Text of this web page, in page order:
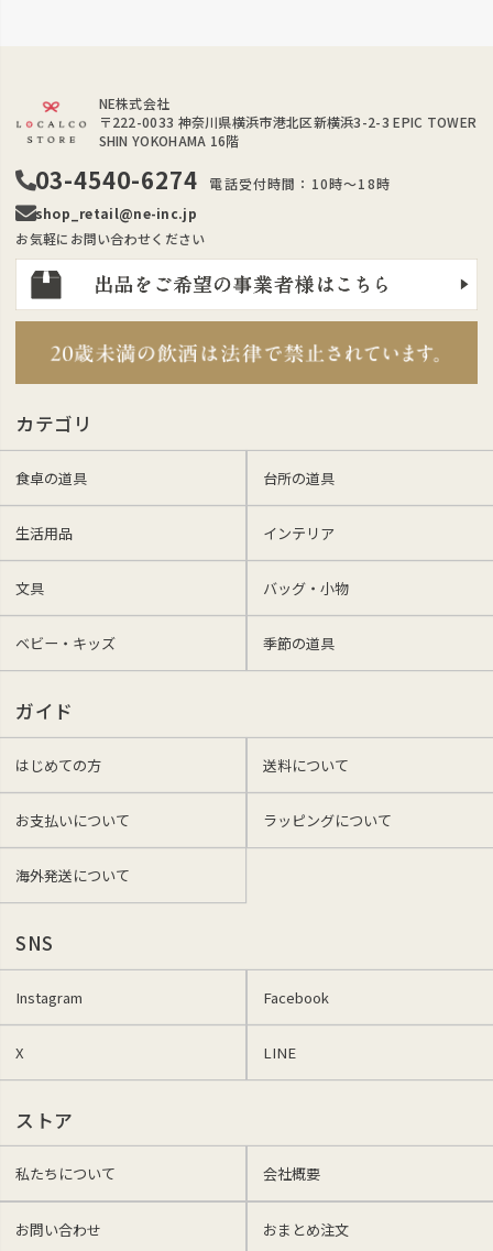
NE株式会社
〒222-0033 神奈川県横浜市港北区新横浜3-2-3 EPIC TOWER
SHIN YOKOHAMA 16階
03-4540-6274
電話受付時間：10時～18時
shop_retail@ne-inc.jp
お気軽にお問い合わせください
カテゴリ
食卓の道具 台所の道具
生活用品 インテリア
文具 バッグ・小物
ベビー・キッズ 季節の道具
ガイド
はじめての方 送料について
お支払いについて ラッピングについて
海外発送について
SNS
Instagram Facebook
X LINE
ストア
私たちについて 会社概要
お問い合わせ おまとめ注文